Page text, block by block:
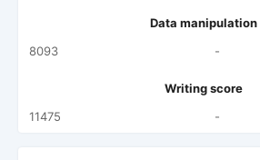
Data manipulation
8093
-
Writing score
11475
-